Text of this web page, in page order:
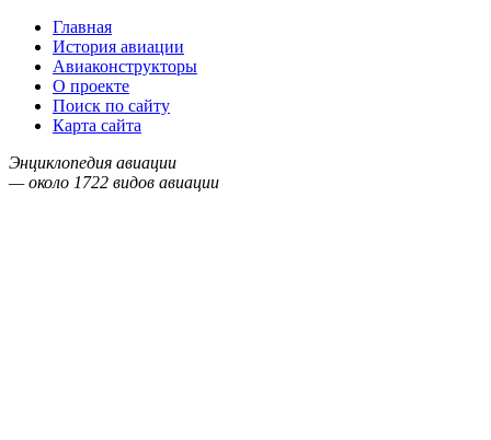
Главная
История авиации
Авиаконструкторы
О проекте
Поиск по сайту
Карта сайта
Энциклопедия авиации
— около 1722 видов авиации